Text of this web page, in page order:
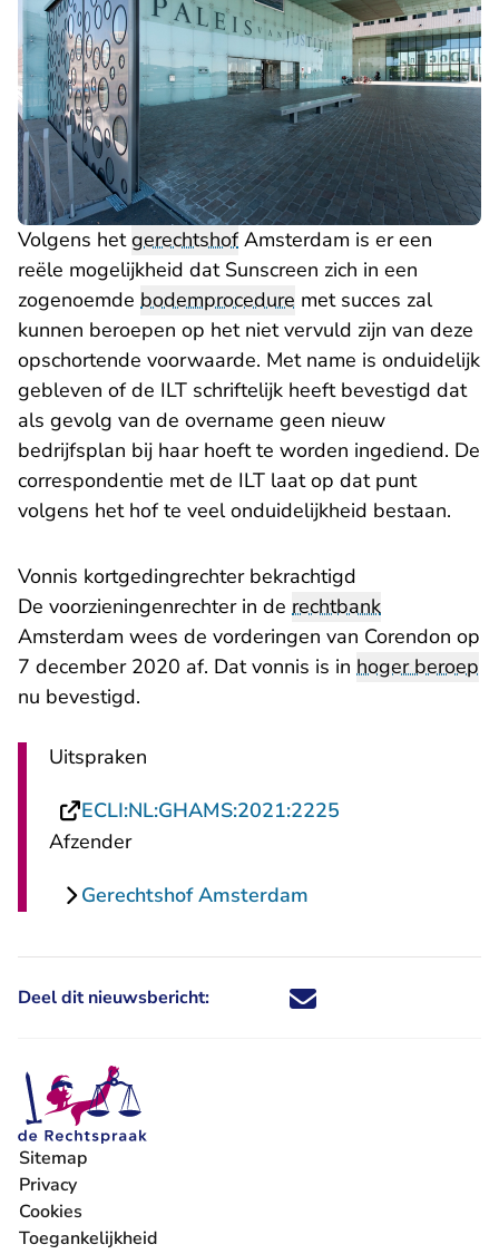
Volgens hetgerechtshofAmsterdam is er een
reële mogelijkheid dat Sunscreen zich in een
zogenoemde bodemprocedure met succes zal
kunnen beroepen op het niet vervuld zijn van deze
opschortende voorwaarde. Met name is onduidelijk
gebleven of de ILT schriftelijk heeft bevestigd dat
als gevolg van de overname geen nieuw
bedrijfsplan bij haar hoeft te worden ingediend. De
correspondentie met de ILT laat op dat punt
volgens het hof te veel onduidelijkheid bestaan.
Vonnis kortgedingrechter bekrachtigd
De voorzieningenrechter in de rechtbank
Amsterdam wees de vorderingen van Corendon op
7 december 2020 af. Dat vonnis is in hoger beroep
nu bevestigd.
Uitspraken
ECLI:NL:GHAMS:2021:2225
Afzender
Gerechtshof Amsterdam
Deel dit nieuwsbericht: Deel dit nieuwsbericht via X -
Deel dit nieuwsbericht via
Deel dit nieuwsbericht
Deel dit
Sitemap
Privacy
Cookies
Toegankelijkheid